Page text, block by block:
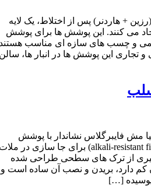
+ هاردنر) پس از اختلاط، یک لایه
می‌ کنند. این پوشش‌ ها برای پوشش‌
و چسب‌ های سازه‌ ای مناسب هستند.
این پوشش‌ ها در انبار ها، سالن‌
مش فایبرگلاس نشاندار با پوشش
مقاوم به قلیا (alkali-resistant fiberglass mesh) برای جا سازی در ملات،
از ترک‌ های سطحی طراحی شده
دارد، بریدن و نصب آن ساده است و
[…]